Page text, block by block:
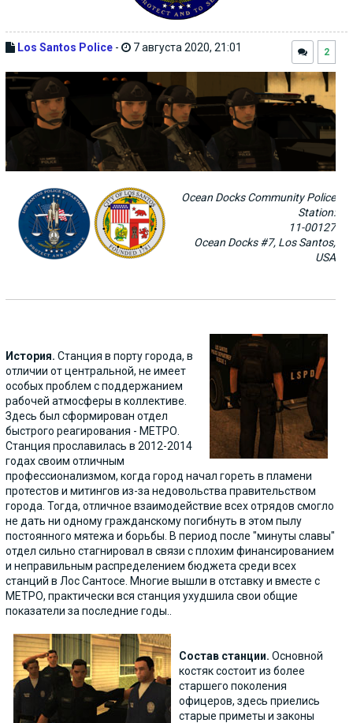
2
Los Santos Police - 7 августа 2020, 21:01
Ocean Docks Community Police
Station:
11-00127
Ocean Docks #7, Los Santos,
USA
История. Станция в порту города, в
отличии от центральной, не имеет
особых проблем с поддержанием
рабочей атмосферы в коллективе.
Здесь был сформирован отдел
быстрого реагирования - МЕТРО.
Станция прославилась в 2012-2014
годах своим отличным
профессионализмом, когда город начал гореть в пламени
протестов и митингов из-за недовольства правительством
города. Тогда, отличное взаимодействие всех отрядов смогло
не дать ни одному гражданскому погибнуть в этом пылу
постоянного мятежа и борьбы. В период после "минуты славы"
отдел сильно стагнировал в связи с плохим финансированием
и неправильным распределением бюджета среди всех
станций в Лос Сантосе. Многие вышли в отставку и вместе с
МЕТРО, практически вся станция ухудшила свои общие
показатели за последние годы..
Состав станции. Основной
костяк состоит из более
старшего поколения
офицеров, здесь приелись
старые приметы и законы